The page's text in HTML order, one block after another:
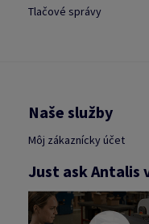
Tlačové správy
Naše služby
Môj zákaznícky účet
Just ask Antalis